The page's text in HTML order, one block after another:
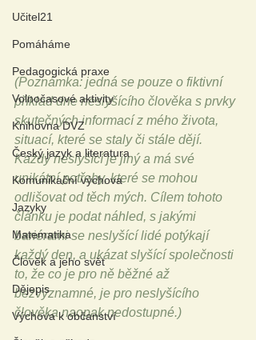
Učitel21
Pomáháme
Pedagogická praxe
Volnočasové aktivity
Knihovna DVZ
Český jazyk a literatura
Komunikační výchova
Jazyky
Matematika
Člověk a jeho svět
Dějepis
Výchova k občanství
(Poznámka: jedná se pouze o fiktivní
příklad dne neslyšícího člověka s prvky
skutečných informací z mého života,
situací, které se staly či stále dějí.
Každý neslyšící je jiný a má své
unikátní potřeby, které se mohou
odlišovat od těch mých. Cílem tohoto
článku je podat náhled, s jakými
bariérami se neslyšící lidé potýkají
každý den, a ukázat slyšící společnosti
to, že co je pro ně běžné až
bezvýznamné, je pro neslyšícího
člověka naopak nedostupné.)